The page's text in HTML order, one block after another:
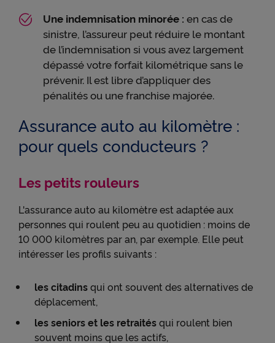
Une indemnisation minorée : en cas de
sinistre, l’assureur peut réduire le montant
de l’indemnisation si vous avez largement
dépassé votre forfait kilométrique sans le
prévenir. Il est libre d’appliquer des
pénalités ou une franchise majorée.
Assurance auto au kilomètre :
pour quels conducteurs ?
Les petits rouleurs
L'assurance auto au kilomètre est adaptée aux
personnes qui roulent peu au quotidien : moins de
10 000 kilomètres par an, par exemple. Elle peut
intéresser les profils suivants :
les citadinsqui ont souvent des alternatives de
déplacement,
les seniors et les retraitésqui roulent bien
souvent moins que les actifs,
votre utilisation des vidéos Youtube et peut les
utiliser à des fins de publicité ciblée.
● permettre l'interaction avec le réseau social
LinkedIn et permettre à ce réseau de suivre votre
navigation, y compris hors du Site
● permettre de lire les messages de X (tweets) sur
ces tweets et collecte des données qu'il peut
exploiter à des fins de publicité ciblée.
Pour obtenir plus d'information sur les cookies, vous
indiquez votre refus et seuls les cookies nécessaires
au bon fonctionnement du Site et/ou à vous
apporter un confort de navigation seront déposés.